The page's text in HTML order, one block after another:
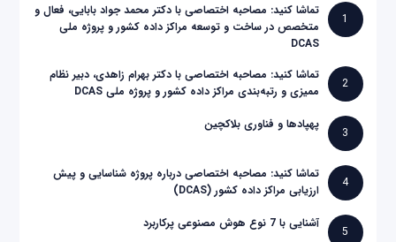
1
تماشا کنید: مصاحبه اختصاصی با دکتر محمد جواد بابایی، فعال و
متخصص در ساخت و توسعه مراکز داده کشور و پروژه ملی
DCAS
2
تماشا کنید: مصاحبه اختصاصی با دکتر بهرام زاهدی، دبیر نظام
ممیزی و رتبه‌بندی مراکز داده کشور و پروژه ملی DCAS
3
پهپادها و فناوری بلاکچین
4
تماشا کنید: مصاحبه اختصاصی درباره پروژه شناسایی و پیش
ارزیابی مراکز داده کشور (DCAS)
5
آشنایی با 7 نوع هوش مصنوعی پرکاربرد